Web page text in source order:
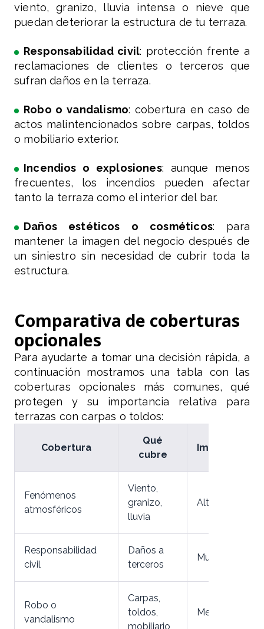
viento, granizo, lluvia intensa o nieve que
puedan deteriorar la estructura de tu terraza.
Responsabilidad civil: protección frente a
reclamaciones de clientes o terceros que
sufran daños en la terraza.
Robo o vandalismo: cobertura en caso de
actos malintencionados sobre carpas, toldos
o mobiliario exterior.
Incendios o explosiones: aunque menos
frecuentes, los incendios pueden afectar
tanto la terraza como el interior del bar.
Daños estéticos o cosméticos: para
mantener la imagen del negocio después de
un siniestro sin necesidad de cubrir toda la
estructura.
Comparativa de coberturas
opcionales
Para ayudarte a tomar una decisión rápida, a
continuación mostramos una tabla con las
coberturas opcionales más comunes, qué
protegen y su importancia relativa para
terrazas con carpas o toldos:
Cobertura
Qué
cubre
Importancia
Fenómenos
atmosféricos
Viento,
granizo,
lluvia
Alta
Responsabilidad
civil
Daños a
terceros
Muy alta
Robo o
vandalismo
Carpas,
toldos,
mobiliario
Media-alta